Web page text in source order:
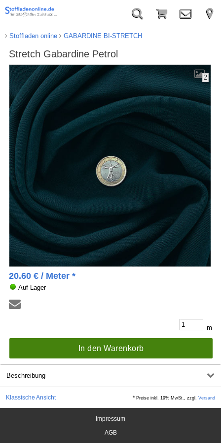
Stoffladen online GABARDINE BI-STRETCH
Stretch Gabardine Petrol
2
20.60 €/ Meter *
Auf Lager
m
In den Warenkorb
Beschreibung
Klassische Ansicht *Preise inkl. 19% MwSt., zzgl.Versand
Impressum
AGB